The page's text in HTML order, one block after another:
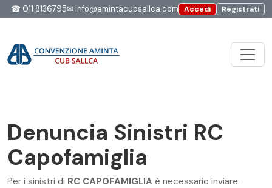
☎ 011 8136795✉ info@amintacubsallca.com Accedi Registrati
Denuncia Sinistri RC
Capofamiglia
Per i sinistri di RC CAPOFAMIGLIA è necessario inviare: